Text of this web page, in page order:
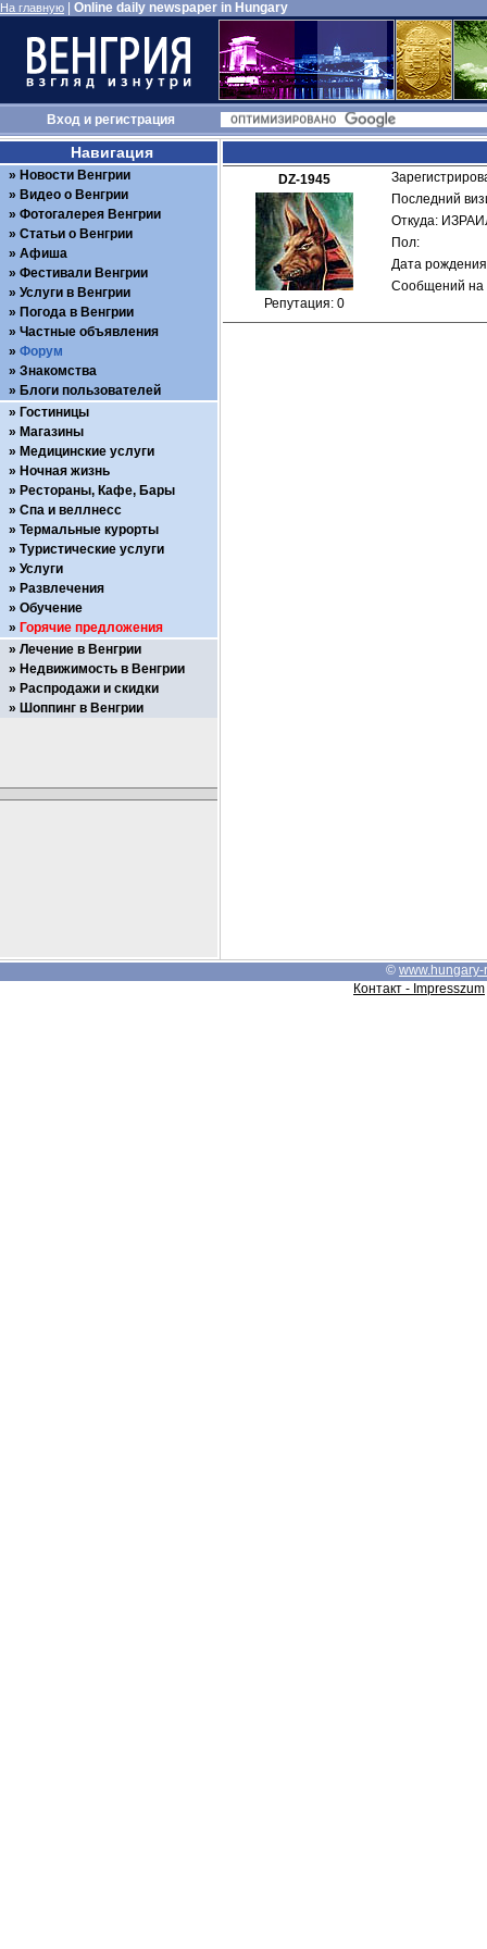
На главную Online daily newspaper in Hungary
Входи регистрация
DZ-1945
Репутация: 0
Последний
Откуда:
Пол:
Дата
Сообщений на
Навигация
Новости Венгрии
Видео о Венгрии
Фотогалерея Венгрии
Статьи о Венгрии
Афиша
Фестивали Венгрии
Услуги в Венгрии
Погода в Венгрии
Частные объявления
Форум
Знакомства
Блоги пользователей
Гостиницы
Магазины
Медицинские услуги
Ночная жизнь
Рестораны, Кафе, Бары
Спа и веллнесс
Термальные курорты
Туристические услуги
Услуги
Развлечения
Обучение
Горячие предложения
Лечение в Венгрии
Недвижимость в Венгрии
Распродажи и скидки
Шоппинг в Венгрии
© www.hungary-
Контакт - Impresszum